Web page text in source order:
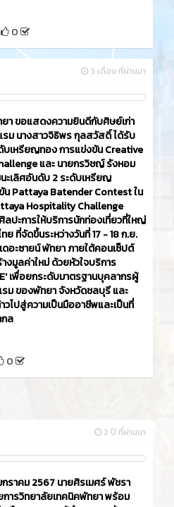
0
3 เดือน ที่ผ่านมา
า ขอแสดงความยินดีกับศิษย์เก่า
รม นางสาวจิธิพร กุลสวัสดิ์ ได้รับ
บเหรียญทอง การแข่งขัน Creative
และ นายกรวิชญ์ รังหอม
ะเลิศอันดับ 2 ระดับเหรียญ
น Pattaya Batender Contest ใน
Hospitality Challenge
ปะการให้บริการนักท่องเที่ยวที่ใหญ่
ย ที่จัดขึ้นระหว่างวันที่ 17 - 18 ก.ย.
อะซายน์ พัทยา ภายใต้คอนเซ็ปต์
งมูลค่าใหม่ ด้วยหัวใจบริการ
เพื่อยกระดับมาตรฐานบุคลากรผู้
รม ของพัทยา จังหวัดชลบุรี และ
วไปสู่ความเป็นมืออาชีพและเป็นที่
ล
0
2 ปี ที่ผ่านมา
ราคม 2567 นายศิรเมศร์ พัชรา
ารวิทยาลัยเทคนิคพัทยา พร้อม